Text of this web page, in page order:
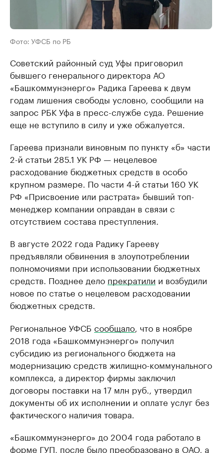
Фото: УФСБ по РБ
Советский районный суд Уфы приговорил
бывшего генерального директора АО
«Башкоммунэнерго» Радика Гареева к двум
годам лишения свободы условно, сообщили на
запрос РБК Уфа в пресс-службе суда. Решение
еще не вступило в силу и уже обжалуется.
Гареева признали виновным по пункту «б» части
2-й статьи 285.1 УК РФ — нецелевое
расходование бюджетных средств в особо
крупном размере. По части 4-й статьи 160 УК
РФ «Присвоение или растрата» бывший топ-
менеджер компании оправдан в связи с
отсутствием состава преступления.
В августе 2022 года Радику Гарееву
предъявляли обвинения в злоупотреблении
полномочиями при использовании бюджетных
средств. Позднее дело прекратили и возбудили
новое по статье о нецелевом расходовании
бюджетных средств.
Региональное УФСБ сообщало, что в ноябре
2018 года «Башкоммунэнерго» получил
субсидию из регионального бюджета на
модернизацию средств жилищно-коммунального
комплекса, а директор фирмы заключил
договоры поставки на 17 млн руб., утвердил
документы об их исполнении и оплате услуг без
фактического наличия товара.
«Башкоммунэнерго» до 2004 года работало в
форме ГУП, после было преобразовано в ОАО, а